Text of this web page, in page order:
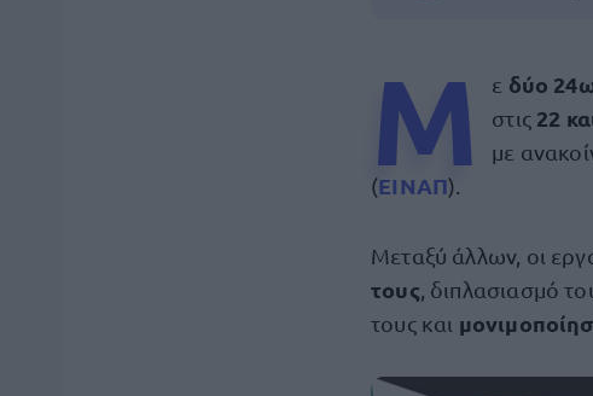
Μ ε δύο
στις 22
με
(ΕΙΝΑΠ).
Μεταξύ άλλων, οι
τους , διπλασιασμό
τους και